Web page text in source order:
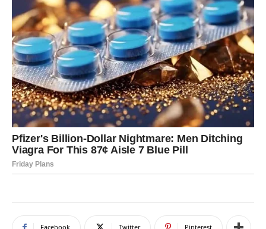
Facebook Twitter Pinterest